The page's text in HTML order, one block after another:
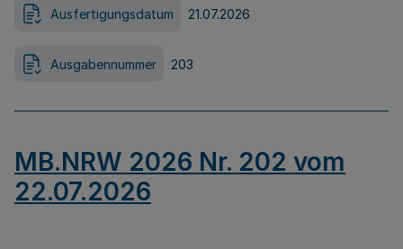
Ausfertigungsdatum 21.07.2026
Ausgabennummer 203
MB.NRW 2026 Nr. 202 vom
22.07.2026